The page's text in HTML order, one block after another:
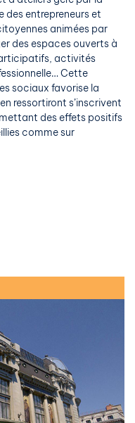
entrepreneurs et
animées par
des espaces ouverts à
activités
Cette
sociaux favorise la
ressortiront s’inscrivent
des effets positifs
comme sur